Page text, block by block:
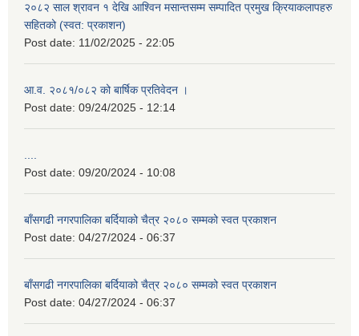
२०८२ साल श्रावन १ देखि आश्विन मसान्तसम्म सम्पादित प्रमुख क्रियाकलापहरु
सहितको (स्वत: प्रकाशन)
Post date: 11/02/2025 - 22:05
आ.व. २०८१/०८२ को बार्षिक प्रतिवेदन ।
Post date: 09/24/2025 - 12:14
....
Post date: 09/20/2024 - 10:08
बाँसगढी नगरपालिका बर्दियाको चैत्र २०८० सम्मको स्वत प्रकाशन
Post date: 04/27/2024 - 06:37
बाँसगढी नगरपालिका बर्दियाको चैत्र २०८० सम्मको स्वत प्रकाशन
Post date: 04/27/2024 - 06:37